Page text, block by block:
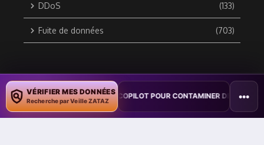
DDoS (133)
Fuite de données (703)
Copyright © 2010 / 2026 DATA SECURITY BREACH - Groupe
ZATAZ Média
VÉRIFIER MES DONNÉES
Recherche par Veille ZATAZ
WORD EXPLOITE COPILOT POUR CONTAMINER DES DOCUMENTS•••